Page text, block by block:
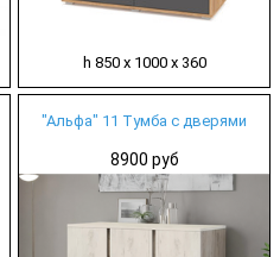
h 850 х 1000 х 360
"Альфа" 11 Тумба с дверями
8900 руб